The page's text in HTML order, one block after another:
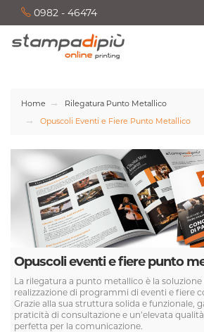
0982 - 46474
Home
Rilegatura Punto Metallico
Opuscoli Eventi e Fiere Punto Metallico
Opuscoli eventi e fiere punto
La rilegatura a punto metallico è la soluzione
realizzazione di programmi di eventi e fiere
Grazie alla sua struttura solida e funzionale,
praticità di consultazione e un’elevata
perfetta per la comunicazione.